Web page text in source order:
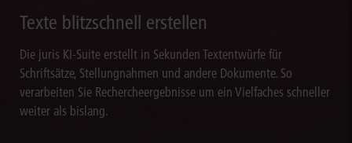
Texte blitzschnell erstellen
Die juris KI-Suite erstellt in Sekunden Textentwürfe für
Schriftsätze, Stellungnahmen und andere Dokumente. So
verarbeiten Sie Rechercheergebnisse um ein Vielfaches schneller
weiter als bislang.